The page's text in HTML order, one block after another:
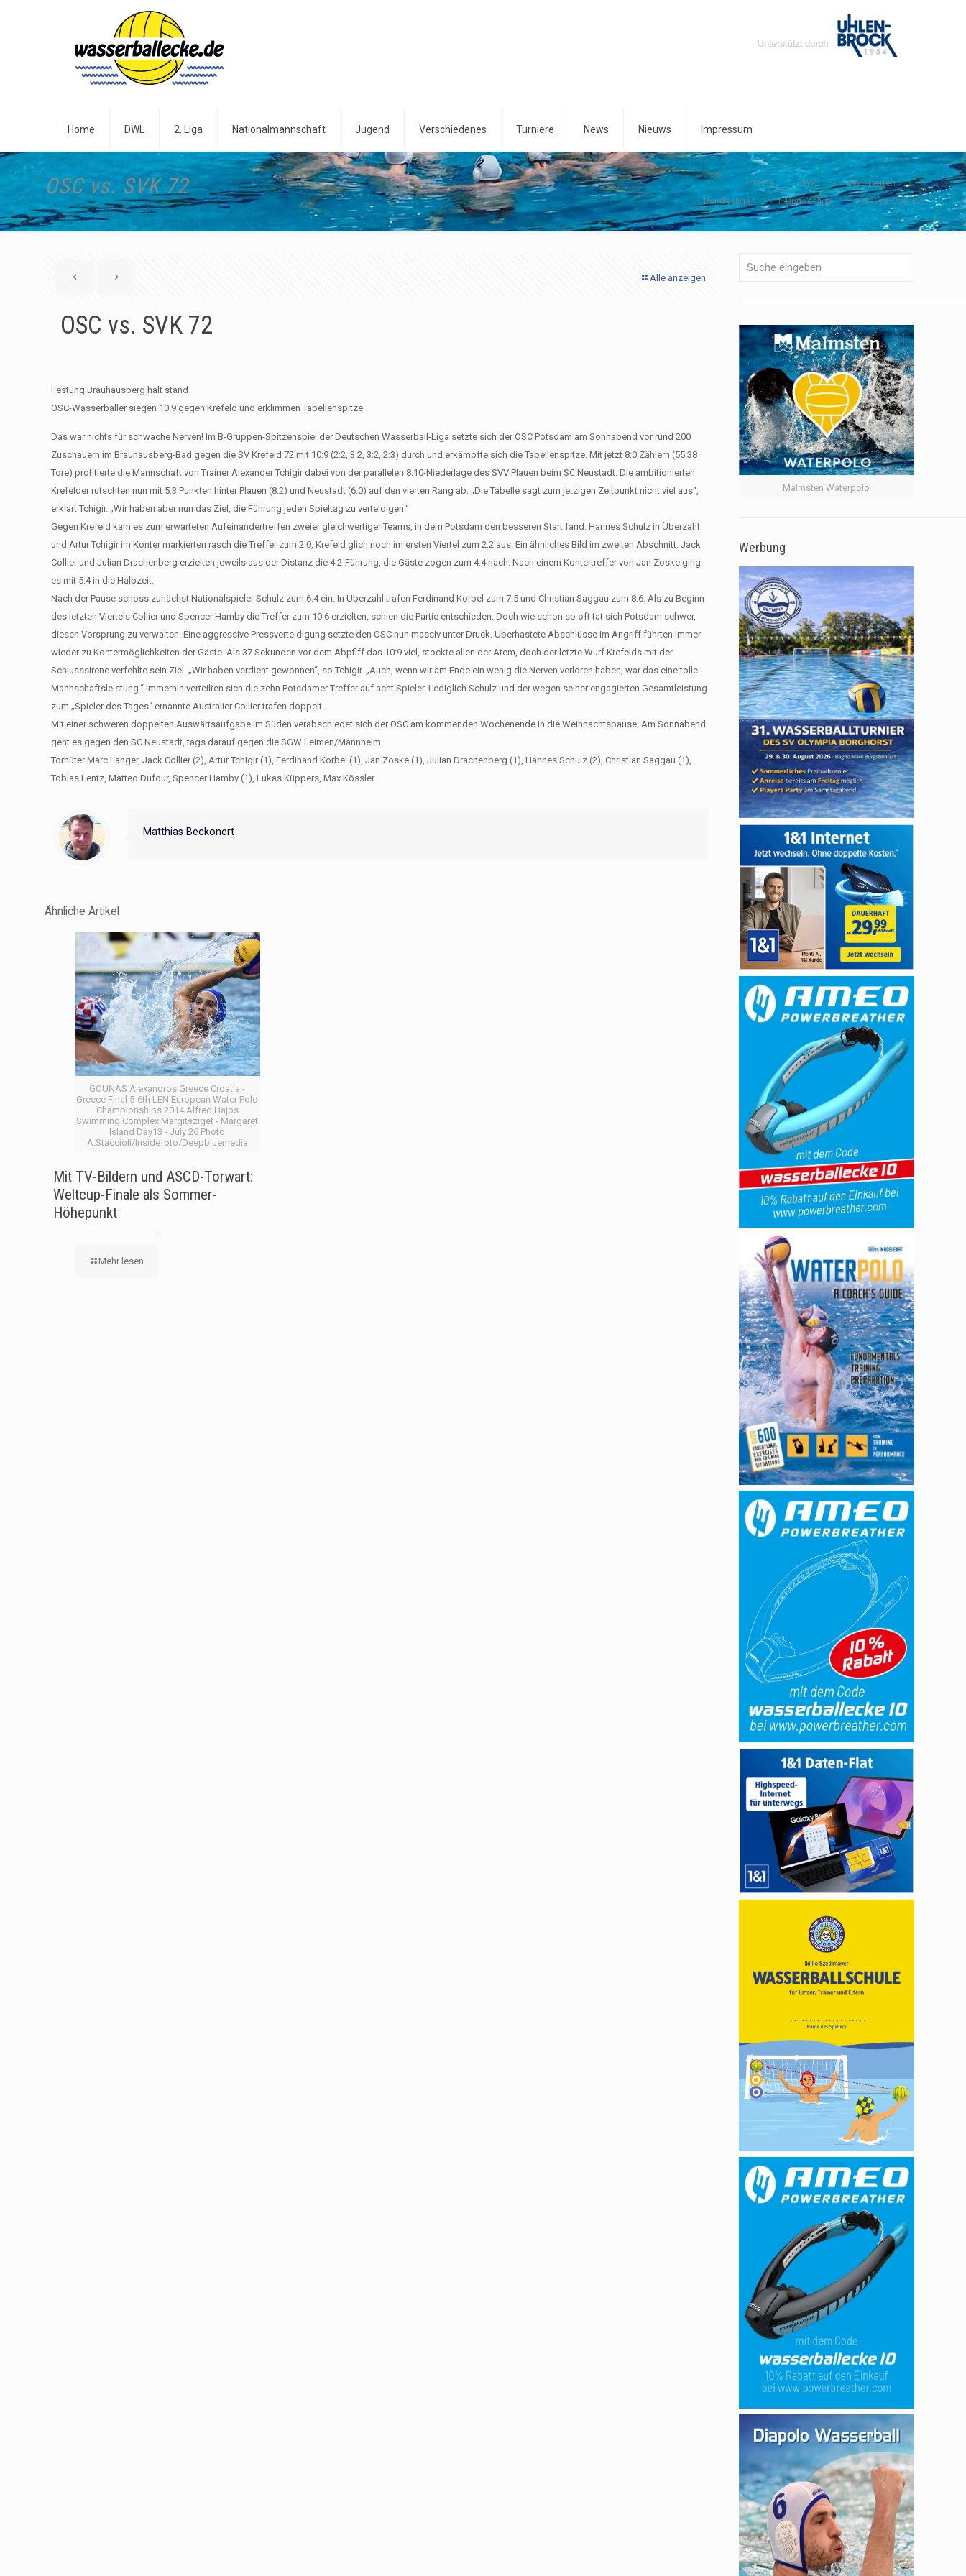
Home DWL 2. Liga Nationalmannschaft Jugend Verschiedenes Turniere News Nieuws Impressum
OSC vs. SVK 72 Home DWL
DWL Herren
Bundesliga
1. Bundesliga OSC vs. SVK 72
Alle anzeigen
OSC vs. SVK 72
Festung Brauhausberg hält stand
OSC-Wasserballer siegen 10:9 gegen Krefeld und erklimmen Tabellenspitze
Das war nichts für schwache Nerven! Im B-Gruppen-Spitzenspiel der Deutschen Wasserball-Liga setzte sich der OSC Potsdam am Sonnabend vor rund 200
Zuschauern im Brauhausberg-Bad gegen die SV Krefeld 72 mit 10:9 (2:2, 3:2, 3:2, 2:3) durch und erkämpfte sich die Tabellenspitze. Mit jetzt 8:0 Zählern (55:38
Tore) profitierte die Mannschaft von Trainer Alexander Tchigir dabei von der parallelen 8:10-Niederlage des SVV Plauen beim SC Neustadt. Die ambitionierten
Krefelder rutschten nun mit 5:3 Punkten hinter Plauen (8:2) und Neustadt (6:0) auf den vierten Rang ab. „Die Tabelle sagt zum jetzigen Zeitpunkt nicht viel aus“,
erklärt Tchigir. „Wir haben aber nun das Ziel, die Führung jeden Spieltag zu verteidigen.“
Gegen Krefeld kam es zum erwarteten Aufeinandertreffen zweier gleichwertiger Teams, in dem Potsdam den besseren Start fand. Hannes Schulz in Überzahl
und Artur Tchigir im Konter markierten rasch die Treffer zum 2:0, Krefeld glich noch im ersten Viertel zum 2:2 aus. Ein ähnliches Bild im zweiten Abschnitt: Jack
Collier und Julian Drachenberg erzielten jeweils aus der Distanz die 4:2-Führung, die Gäste zogen zum 4:4 nach. Nach einem Kontertreffer von Jan Zoske ging
es mit 5:4 in die Halbzeit.
Nach der Pause schoss zunächst Nationalspieler Schulz zum 6:4 ein. In Überzahl trafen Ferdinand Korbel zum 7:5 und Christian Saggau zum 8:6. Als zu Beginn
des letzten Viertels Collier und Spencer Hamby die Treffer zum 10:6 erzielten, schien die Partie entschieden. Doch wie schon so oft tat sich Potsdam schwer,
diesen Vorsprung zu verwalten. Eine aggressive Pressverteidigung setzte den OSC nun massiv unter Druck. Überhastete Abschlüsse im Angriff führten immer
wieder zu Kontermöglichkeiten der Gäste. Als 37 Sekunden vor dem Abpfiff das 10:9 viel, stockte allen der Atem, doch der letzte Wurf Krefelds mit der
Schlusssirene verfehlte sein Ziel. „Wir haben verdient gewonnen“, so Tchigir. „Auch, wenn wir am Ende ein wenig die Nerven verloren haben, war das eine tolle
Mannschaftsleistung.“ Immerhin verteilten sich die zehn Potsdamer Treffer auf acht Spieler. Lediglich Schulz und der wegen seiner engagierten Gesamtleistung
zum „Spieler des Tages“ ernannte Australier Collier trafen doppelt.
Mit einer schweren doppelten Auswärtsaufgabe im Süden verabschiedet sich der OSC am kommenden Wochenende in die Weihnachtspause. Am Sonnabend
geht es gegen den SC Neustadt, tags darauf gegen die SGW Leimen/Mannheim.
Torhüter Marc Langer, Jack Collier (2), Artur Tchigir (1), Ferdinand Korbel (1), Jan Zoske (1), Julian Drachenberg (1), Hannes Schulz (2), Christian Saggau (1),
Tobias Lentz, Matteo Dufour, Spencer Hamby (1), Lukas Küppers, Max Kössler
Matthias Beckonert
Ähnliche Artikel
GOUNAS Alexandros Greece Croatia -
Greece Final 5-6th LEN European Water Polo
Championships 2014 Alfred Hajos
Swimming Complex Margitsziget - Margaret
Island Day13 - July 26 Photo
A.Staccioli/Insidefoto/Deepbluemedia
Mit TV-Bildern und ASCD-Torwart:
Weltcup-Finale als Sommer-
Höhepunkt
Mehr lesen
Malmsten Waterpolo
Werbung